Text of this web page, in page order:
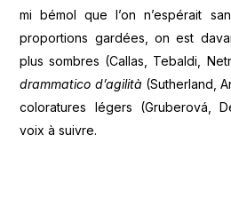
mi bémol que l’on n’espérait
proportions gardées, on est
plus sombres (Callas, Tebaldi,
drammatico d’agilità (Sutherland,
coloratures légers (Gruberová,
voix à suivre.